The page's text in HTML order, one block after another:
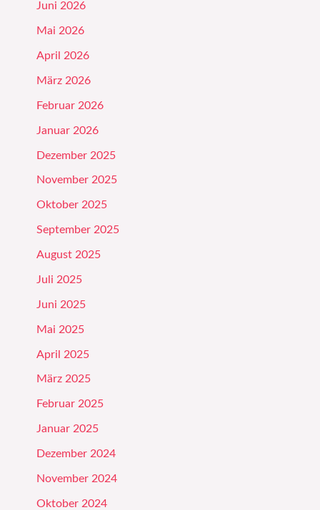
Juni 2026
Mai 2026
April 2026
März 2026
Februar 2026
Januar 2026
Dezember 2025
November 2025
Oktober 2025
September 2025
August 2025
Juli 2025
Juni 2025
Mai 2025
April 2025
März 2025
Februar 2025
Januar 2025
Dezember 2024
November 2024
Oktober 2024